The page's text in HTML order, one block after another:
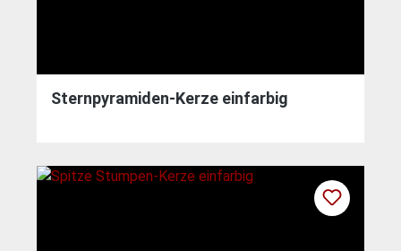
Sternpyramiden-Kerze einfarbig